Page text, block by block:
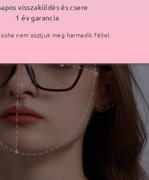
visszaküldés és csere
1 év garancia
nem osztjuk meg harmadik féllel.